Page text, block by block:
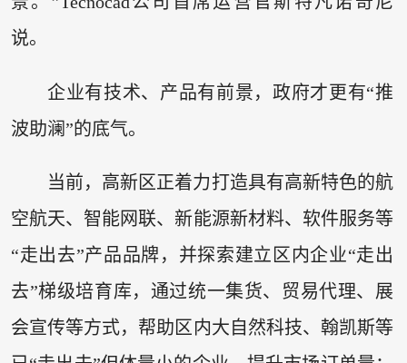
说。
企业有技术、产品有前景，政府才更有“推
波助澜”的底气。
当前，高新区正着力打造具有高新特色的航
空航天、智能网联、新能源新材料、软件服务等
“走出去”产品品牌，并探索建立区内企业“走出
去”梯级培育库，通过统一集货、贸易代理、展
会宣传等方式，帮助区内大自然科技、翰凯斯等